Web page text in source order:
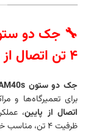
۴ تن اتصال از پایین
جک دو ستون AM40s
برای تعمیرگاه‌ها و
اتصال از پایین،
ظرفیت ۴ تن، مناسب خودروهای سواری و نیمه‌سنگین است.